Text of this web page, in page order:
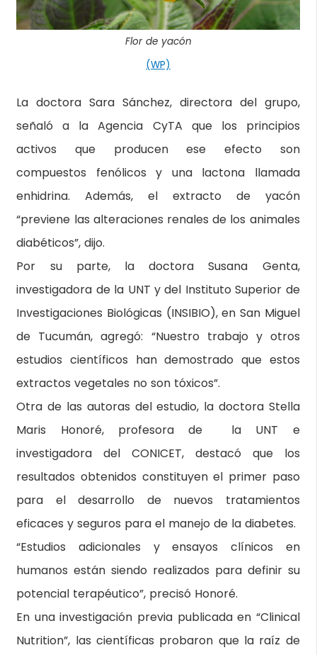
Flor de yacón
(WP)
La doctora Sara Sánchez, directora del grupo,
señaló a la Agencia CyTA que los principios
activos que producen ese efecto son
compuestos fenólicos y una lactona llamada
enhidrina. Además, el extracto de yacón
“previene las alteraciones renales de los animales
diabéticos”, dijo.
Por su parte, la doctora Susana Genta,
investigadora de la UNT y del Instituto Superior de
Investigaciones Biológicas (INSIBIO), en San Miguel
de Tucumán, agregó: “Nuestro trabajo y otros
estudios científicos han demostrado que estos
extractos vegetales no son tóxicos”.
Otra de las autoras del estudio, la doctora Stella
Maris Honoré, profesora de la UNT e
investigadora del CONICET, destacó que los
resultados obtenidos constituyen el primer paso
para el desarrollo de nuevos tratamientos
eficaces y seguros para el manejo de la diabetes.
“Estudios adicionales y ensayos clínicos en
humanos están siendo realizados para definir su
potencial terapéutico”, precisó Honoré.
En una investigación previa publicada en “Clinical
Nutrition”, las científicas probaron que la raíz de